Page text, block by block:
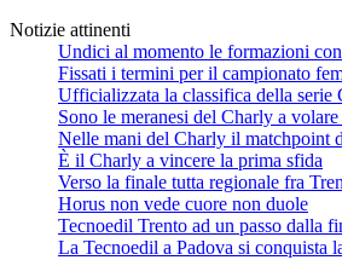
Notizie attinenti
Undici al momento le formazioni
Fissati i termini per il campionato
Ufficializzata la classifica della serie
Sono le meranesi del Charly a
Nelle mani del Charly il matchpoint
È il Charly a vincere la prima sfida
Verso la finale tutta regionale fra
Horus non vede cuore non duole
Tecnoedil Trento ad un passo dalla
La Tecnoedil a Padova si conquista